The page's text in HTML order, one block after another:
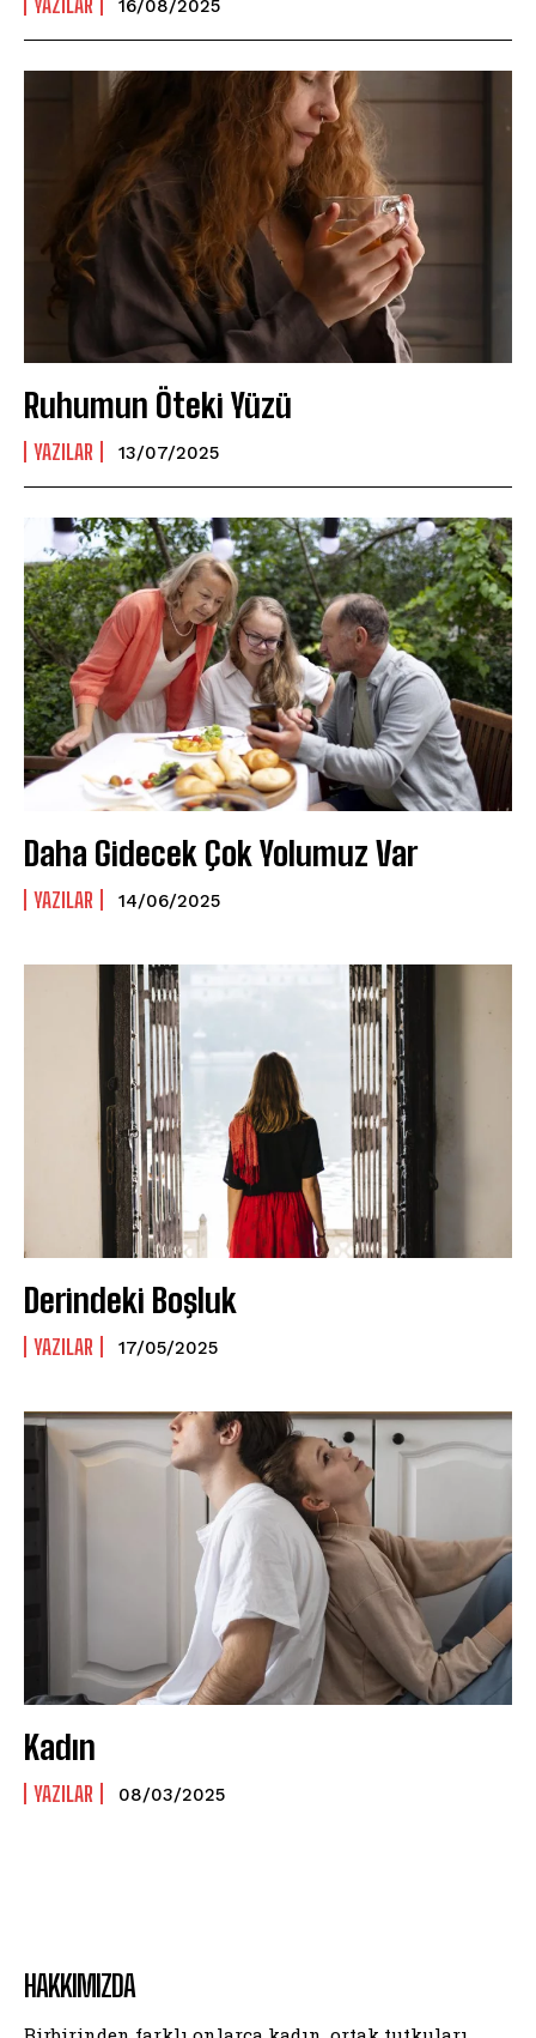
16/08/2025
Ruhumun Öteki Yüzü
YAZILAR 13/07/2025
Daha Gidecek Çok Yolumuz Var
YAZILAR 14/06/2025
Derindeki Boşluk
YAZILAR 17/05/2025
Kadın
YAZILAR 08/03/2025
HAKKIMIZDA